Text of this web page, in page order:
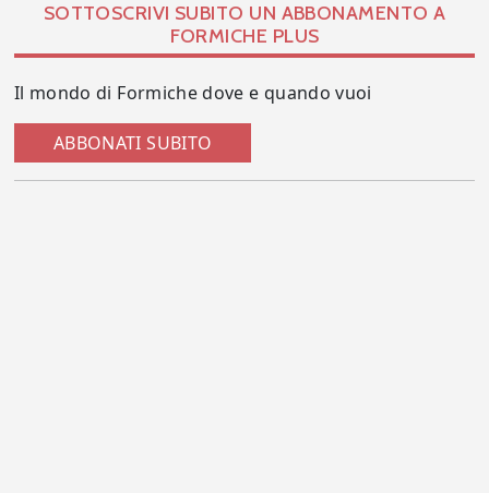
SOTTOSCRIVI SUBITO UN ABBONAMENTO A
FORMICHE PLUS
Il mondo di Formiche dove e quando vuoi
ABBONATI SUBITO